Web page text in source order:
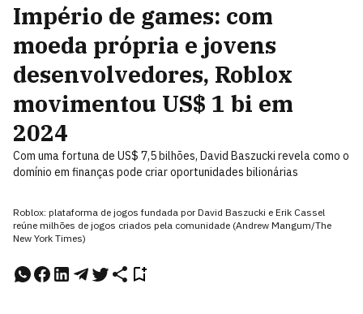
Império de games: com
moeda própria e jovens
desenvolvedores, Roblox
movimentou US$ 1 bi em
2024
Com uma fortuna de US$ 7,5 bilhões, David Baszucki revela como o
domínio em finanças pode criar oportunidades bilionárias
Roblox: plataforma de jogos fundada por David Baszucki e Erik Cassel
reúne milhões de jogos criados pela comunidade (Andrew Mangum/The
New York Times)